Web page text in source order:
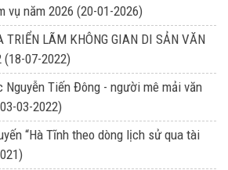
vụ năm 2026 (20-01-2026)
TRIỂN LÃM KHÔNG GIAN DI SẢN VĂN
(18-07-2022)
Tiến Đông - người mê mải văn
03-2022)
“Hà Tĩnh theo dòng lịch sử qua tài